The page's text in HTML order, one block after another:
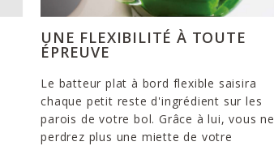
UNE FLEXIBILITÉ À TOUTE
ÉPREUVE
Le batteur plat à bord flexible saisira
chaque petit reste d'ingrédient sur les
parois de votre bol. Grâce à lui, vous ne
perdrez plus une miette de votre